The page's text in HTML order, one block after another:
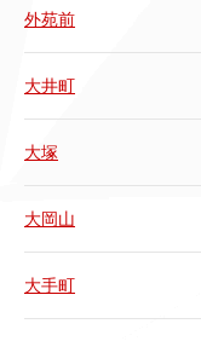
外苑前
大井町
大塚
大岡山
大手町